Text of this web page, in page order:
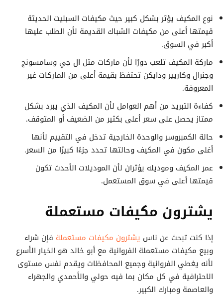
نوع المكيف يؤثر بشكل كبير حيث مكيفات السبليت الحديثة
قيمتها أعلى من مكيفات الشباك القديمة لأن الطلب عليها
أكبر في السوق.
ماركة المكيف تلعب دورًا لأن ماركات مثل ال جي وسامسونج
وجنرال وكاريير ودايكن تحتفظ بقيمة أعلى من الماركات غير
المعروفة.
كفاءة التبريد من أهم العوامل لأن المكيف الذي يبرد بشكل
ممتاز يحصل على سعر أعلى بكثير من الضعيف أو المتوقف.
حالة الكمبروسر والوحدة الخارجية تدخل في التقييم لأنها
أغلى مكون في المكيف وحالتها تحدد جزءًا كبيرًا من السعر.
عمر المكيف وموديله يؤثران لأن الموديلات الأحدث تكون
قيمتها أعلى في سوق المستعمل.
يشترون مكيفات مستعملة
إذا كنت تبحث عن ناس يشترون مكيفات مستعملة فإن شراء
وبيع مكيفات مستعملة الفروانية مع أبو خالد هو الخيار الأسرع
لأنه يغطي الفروانية وجميع المحافظات ويقدم نفس مستوى
الاحترافية في كل مكان بما فيه حولي والأحمدي والجهراء
والعاصمة ومبارك الكبير.